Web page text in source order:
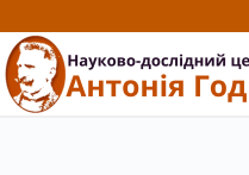
до
вмісту